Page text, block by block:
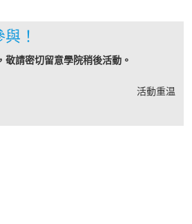
！
敬請密切留意學院稍後活動。
活動重温